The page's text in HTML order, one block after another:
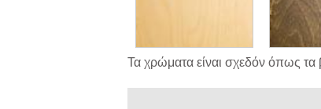
Τα χρώματα είναι σχεδόν όπως τα